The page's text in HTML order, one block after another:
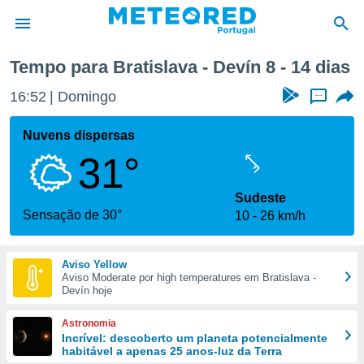
da
foi
fornecidas
a este
das
e
forma
digital
Tempo para Bratislava - Devín 8 - 14 dias
16:52 Domingo ...
Nuvens dispersas
31°
Sensação de 30°
Sudeste
10
26 km/h
Aviso Yellow
Aviso Moderate por high temperatures em Bratislava -
Devín hoje
Astronomia
Incrível: descoberto um planeta potencialmente
habitável a apenas 25 anos-luz da Terra